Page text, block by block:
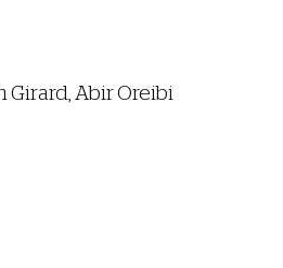
Girard, Abir Oreibi